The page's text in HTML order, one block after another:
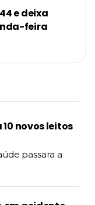
e deixa
feira
novos leitos
passara a